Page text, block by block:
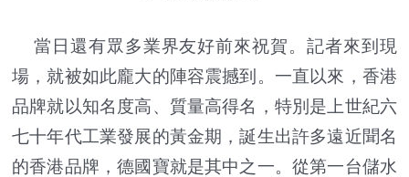
當日還有眾多業界友好前來祝賀。記者來到現
場，就被如此龐大的陣容震撼到。一直以來，香港
品牌就以知名度高、質量高得名，特別是上世紀六
七十年代工業發展的黃金期，誕生出許多遠近聞名
的香港品牌，德國寶就是其中之一。從第一台儲水